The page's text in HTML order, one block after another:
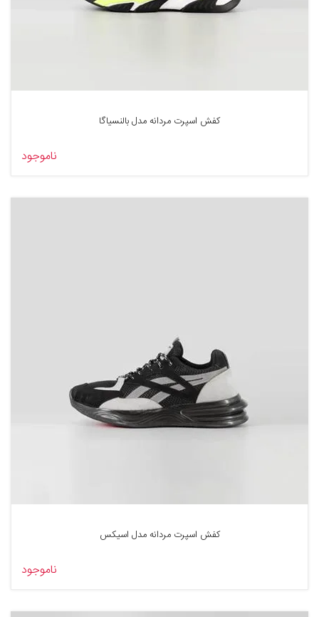
کفش اسپرت مردانه مدل بالنسیاگا
ناموجود
کفش اسپرت مردانه مدل اسیکس
ناموجود